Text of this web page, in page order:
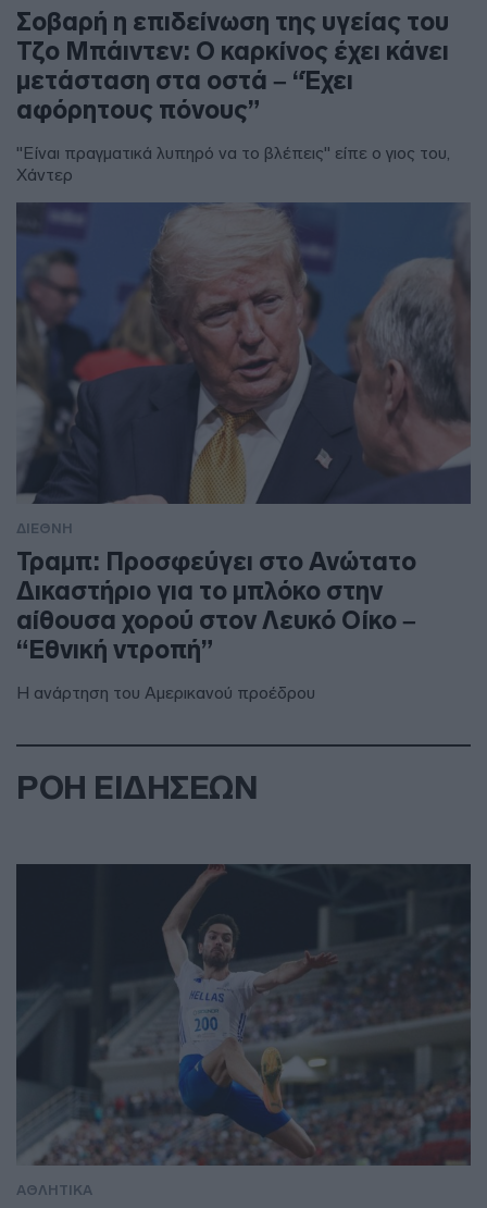
Σοβαρή η επιδείνωση της υγείας του
Τζο Μπάιντεν: Ο καρκίνος έχει κάνει
μετάσταση στα οστά – “Έχει
αφόρητους πόνους”
"Είναι πραγματικά λυπηρό να το βλέπεις" είπε ο γιος του,
Χάντερ
ΔΙΕΘΝΗ
Τραμπ: Προσφεύγει στο Ανώτατο
Δικαστήριο για το μπλόκο στην
αίθουσα χορού στον Λευκό Οίκο –
“Εθνική ντροπή”
Η ανάρτηση του Αμερικανού προέδρου
ΡΟΗ ΕΙΔΗΣΕΩΝ
ΑΘΛΗΤΙΚΑ